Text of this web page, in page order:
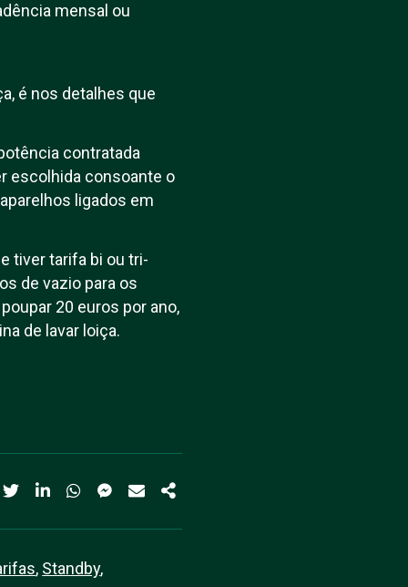
mensal ou
é nos detalhes que
contratada
escolhida consoante o
ligados em
tiver tarifa bi ou tri-
de vazio para os
20 euros por ano,
de lavar loiça.
, Standby,